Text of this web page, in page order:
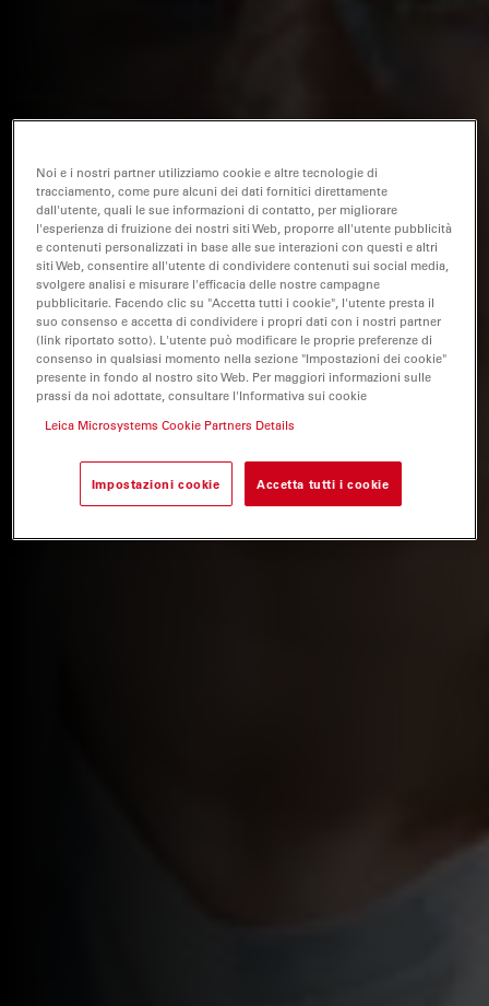
Noi e i nostri partner utilizziamo cookie e altre tecnologie di
tracciamento, come pure alcuni dei dati fornitici direttamente
dall'utente, quali le sue informazioni di contatto, per migliorare
l'esperienza di fruizione dei nostri siti Web, proporre all'utente pubblicità
e contenuti personalizzati in base alle sue interazioni con questi e altri
siti Web, consentire all'utente di condividere contenuti sui social media,
svolgere analisi e misurare l'efficacia delle nostre campagne
pubblicitarie. Facendo clic su "Accetta tutti i cookie", l'utente presta il
suo consenso e accetta di condividere i propri dati con i nostri partner
(link riportato sotto). L'utente può modificare le proprie preferenze di
consenso in qualsiasi momento nella sezione "Impostazioni dei cookie"
presente in fondo al nostro sito Web. Per maggiori informazioni sulle
prassi da noi adottate, consultare l'Informativa sui cookie
Leica Microsystems Cookie Partners Details
Impostazioni cookie Accetta tutti i cookie